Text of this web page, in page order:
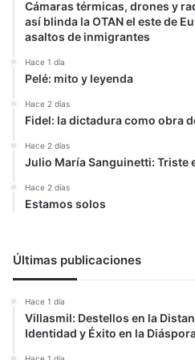
Cámaras térmicas, drones y
así blinda la OTAN el este de
asaltos de inmigrantes
Hace 1 día
Pelé: mito y leyenda
Hace 2 días
Fidel: la dictadura como obra
Hace 2 días
Julio María Sanguinetti: Triste
Hace 2 días
Estamos solos
Últimas publicaciones
Hace 1 día
Villasmil: Destellos en la
Identidad y Éxito en la